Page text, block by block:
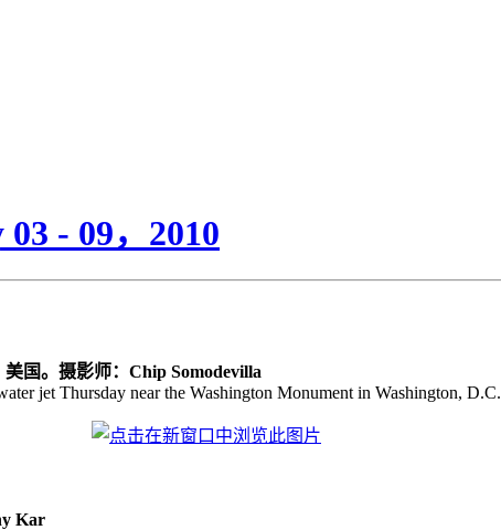
- 09，2010
国。摄影师：Chip Somodevilla
jet Thursday near the Washington Monument in Washington, D.C.
Kar